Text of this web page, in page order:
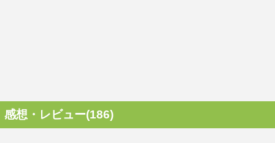
感想・レビュー(186)